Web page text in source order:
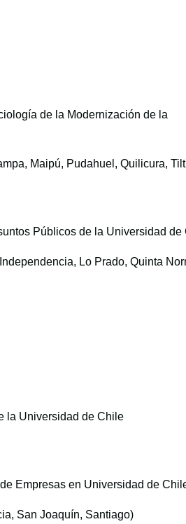
de la Modernización de la
Maipú, Pudahuel, Quilicura,
Públicos de la Universidad de
Lo Prado, Quinta
la Universidad de Chile
Empresas en Universidad de
San Joaquín, Santiago)